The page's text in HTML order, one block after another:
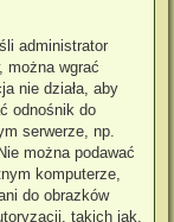
administrator
można wgrać
nie działa, aby
odnośnik do
serwerze, np.
można podawać
komputerze,
do obrazków
takich jak,